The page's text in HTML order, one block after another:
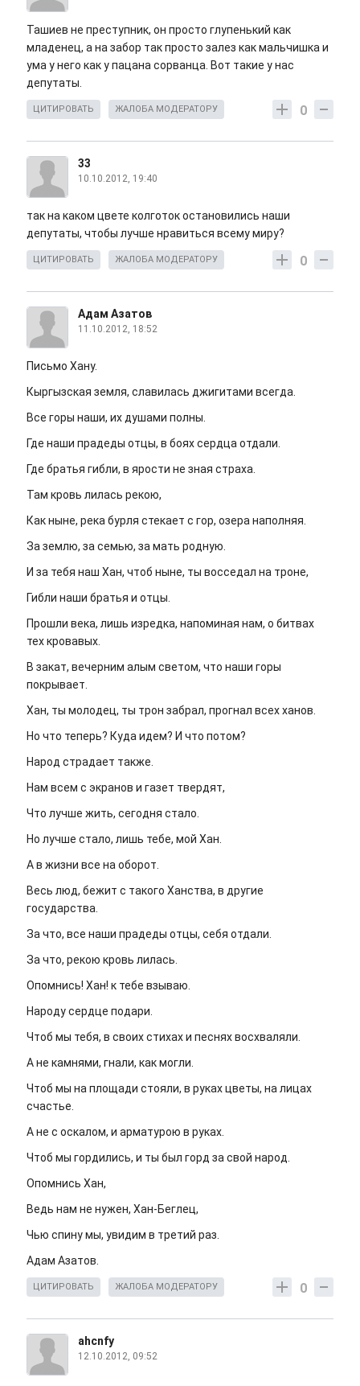
Ташиев не преступник, он просто глупенький как
младенец, а на забор так просто залез как мальчишка и
ума у него как у пацана сорванца. Вот такие у нас
депутаты.
0
ЦИТИРОВАТЬ ЖАЛОБА МОДЕРАТОРУ
33
10.10.2012, 19:40
так на каком цвете колготок остановились наши
депутаты, чтобы лучше нравиться всему миру?
0
ЦИТИРОВАТЬ ЖАЛОБА МОДЕРАТОРУ
Адам Азатов
11.10.2012, 18:52
Письмо Хану.
Кыргызская земля, славилась джигитами всегда.
Все горы наши, их душами полны.
Где наши прадеды отцы, в боях сердца отдали.
Где братья гибли, в ярости не зная страха.
Там кровь лилась рекою,
Как ныне, река бурля стекает с гор, озера наполняя.
За землю, за семью, за мать родную.
И за тебя наш Хан, чтоб ныне, ты восседал на троне,
Гибли наши братья и отцы.
Прошли века, лишь изредка, напоминая нам, о битвах
тех кровавых.
В закат, вечерним алым светом, что наши горы
покрывает.
Хан, ты молодец, ты трон забрал, прогнал всех ханов.
Но что теперь? Куда идем? И что потом?
Народ страдает также.
Нам всем с экранов и газет твердят,
Что лучше жить, сегодня стало.
Но лучше стало, лишь тебе, мой Хан.
А в жизни все на оборот.
Весь люд, бежит с такого Ханства, в другие
государства.
За что, все наши прадеды отцы, себя отдали.
За что, рекою кровь лилась.
Опомнись! Хан! к тебе взываю.
Народу сердце подари.
Чтоб мы тебя, в своих стихах и песнях восхваляли.
А не камнями, гнали, как могли.
Чтоб мы на площади стояли, в руках цветы, на лицах
счастье.
А не с оскалом, и арматурою в руках.
Чтоб мы гордились, и ты был горд за свой народ.
Опомнись Хан,
Ведь нам не нужен, Хан-Беглец,
Чью спину мы, увидим в третий раз.
Адам Азатов.
0
ЦИТИРОВАТЬ ЖАЛОБА МОДЕРАТОРУ
ahcnfy
12.10.2012, 09:52